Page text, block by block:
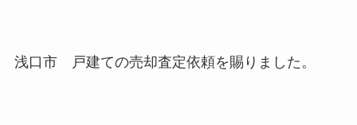
浅口市 戸建ての売却査定依頼を賜りました。